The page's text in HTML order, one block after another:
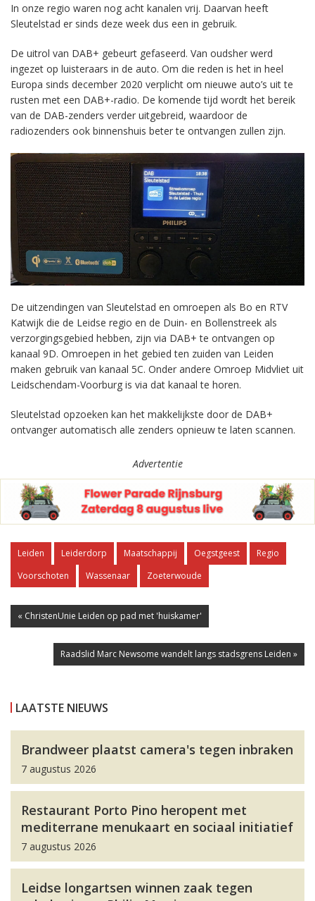
In onze regio waren nog acht kanalen vrij. Daarvan heeft
Sleutelstad er sinds deze week dus een in gebruik.
De uitrol van DAB+ gebeurt gefaseerd. Van oudsher werd
ingezet op luisteraars in de auto. Om die reden is het in heel
Europa sinds december 2020 verplicht om nieuwe auto’s uit te
rusten met een DAB+-radio. De komende tijd wordt het bereik
van de DAB-zenders verder uitgebreid, waardoor de
radiozenders ook binnenshuis beter te ontvangen zullen zijn.
De uitzendingen van Sleutelstad en omroepen als Bo en RTV
Katwijk die de Leidse regio en de Duin- en Bollenstreek als
verzorgingsgebied hebben, zijn via DAB+ te ontvangen op
kanaal 9D. Omroepen in het gebied ten zuiden van Leiden
maken gebruik van kanaal 5C. Onder andere Omroep Midvliet uit
Leidschendam-Voorburg is via dat kanaal te horen.
Sleutelstad opzoeken kan het makkelijkste door de DAB+
ontvanger automatisch alle zenders opnieuw te laten scannen.
Advertentie
Leiden Leiderdorp Maatschappij Oegstgeest
Regio
Voorschoten
Wassenaar Zoeterwoude
« ChristenUnie Leiden op pad met 'huiskamer'
Raadslid Marc Newsome wandelt langs stadsgrens Leiden »
LAATSTE NIEUWS
Brandweer plaatst camera's tegen inbraken
7 augustus 2026
Restaurant Porto Pino heropent met
mediterrane menukaart en sociaal initiatief
7 augustus 2026
Leidse longartsen winnen zaak tegen